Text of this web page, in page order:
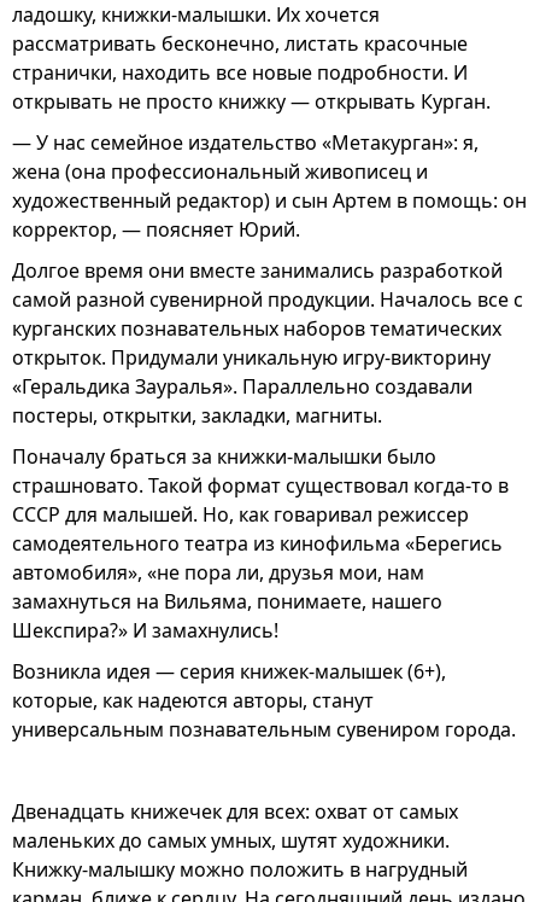
ладошку, книжки-малышки. Их хочется
рассматривать бесконечно, листать красочные
странички, находить все новые подробности. И
открывать не просто книжку — открывать Курган.
— У нас семейное издательство «Метакурган»: я,
жена (она профессиональный живописец и
художественный редактор) и сын Артем в помощь: он
корректор, — поясняет Юрий.
Долгое время они вместе занимались разработкой
самой разной сувенирной продукции. Началось все с
курганских познавательных наборов тематических
открыток. Придумали уникальную игру-викторину
«Геральдика Зауралья». Параллельно создавали
постеры, открытки, закладки, магниты.
Поначалу браться за книжки-малышки было
страшновато. Такой формат существовал когда-то в
СССР для малышей. Но, как говаривал режиссер
самодеятельного театра из кинофильма «Берегись
автомобиля», «не пора ли, друзья мои, нам
замахнуться на Вильяма, понимаете, нашего
Шекспира?» И замахнулись!
Возникла идея — серия книжек-малышек (6+),
которые, как надеются авторы, станут
универсальным познавательным сувениром города.
Двенадцать книжечек для всех: охват от самых
маленьких до самых умных, шутят художники.
Книжку-малышку можно положить в нагрудный